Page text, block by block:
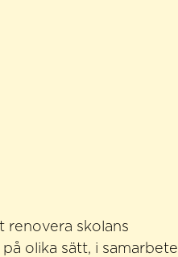
renovera skolans
olika sätt, i samarbete